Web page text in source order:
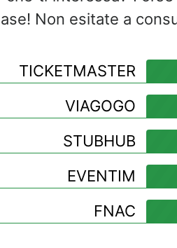
Non esitate a
TICKETMASTER
VIAGOGO
STUBHUB
EVENTIM
FNAC